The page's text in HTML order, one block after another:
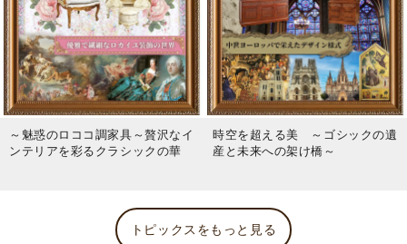
～魅惑のロココ調家具～贅沢なイ
ンテリアを彩るクラシックの華
時空を超える美 ～ゴシックの遺
産と未来への架け橋～
トピックスをもっと見る